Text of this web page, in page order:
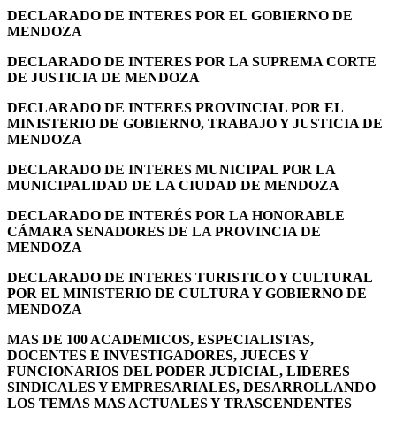
DECLARADO DE INTERES POR EL GOBIERNO DE
MENDOZA
DECLARADO DE INTERES POR LA SUPREMA CORTE
DE JUSTICIA DE MENDOZA
DECLARADO DE INTERES PROVINCIAL POR EL
MINISTERIO DE GOBIERNO, TRABAJO Y JUSTICIA DE
MENDOZA
DECLARADO DE INTERES MUNICIPAL POR LA
MUNICIPALIDAD DE LA CIUDAD DE MENDOZA
DECLARADO DE INTERÉS POR LA HONORABLE
CÁMARA SENADORES DE LA PROVINCIA DE
MENDOZA
DECLARADO DE INTERES TURISTICO Y CULTURAL
POR EL MINISTERIO DE CULTURA Y GOBIERNO DE
MENDOZA
MAS DE 100 ACADEMICOS, ESPECIALISTAS,
DOCENTES E INVESTIGADORES, JUECES Y
FUNCIONARIOS DEL PODER JUDICIAL, LIDERES
SINDICALES Y EMPRESARIALES, DESARROLLANDO
LOS TEMAS MAS ACTUALES Y TRASCENDENTES